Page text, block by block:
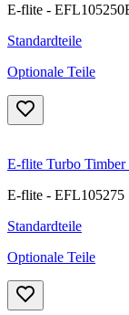
E-flite -
Standardteile
Optionale Teile
E-flite Turbo Timber
E-flite - EFL105275
Standardteile
Optionale Teile